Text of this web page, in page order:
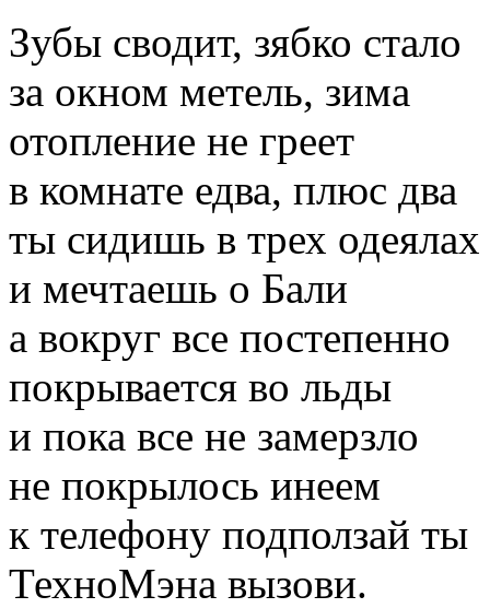
Зубы сводит, зябко стало
за окном метель, зима
отопление не греет
в комнате едва, плюс два
ты сидишь в трех одеялах
и мечтаешь о Бали
а вокруг все постепенно
покрывается во льды
и пока все не замерзло
не покрылось инеем
к телефону подползай ты
ТехноМэна вызови.